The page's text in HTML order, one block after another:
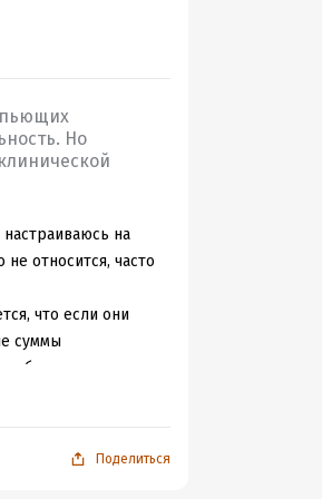
пьющих
Но
настраиваюсь на
относится, часто
что если они
суммы
убивает даже
по пальцам
талантливых
Поделиться